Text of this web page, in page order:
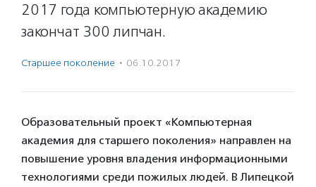
2017 года компьютерную академию
закончат 300 липчан.
Старшее поколение · 06.10.2017
Образовательный проект «Компьютерная
академия для старшего поколения» направлен на
повышение уровня владения информационными
технологиями среди пожилых людей. В Липецкой